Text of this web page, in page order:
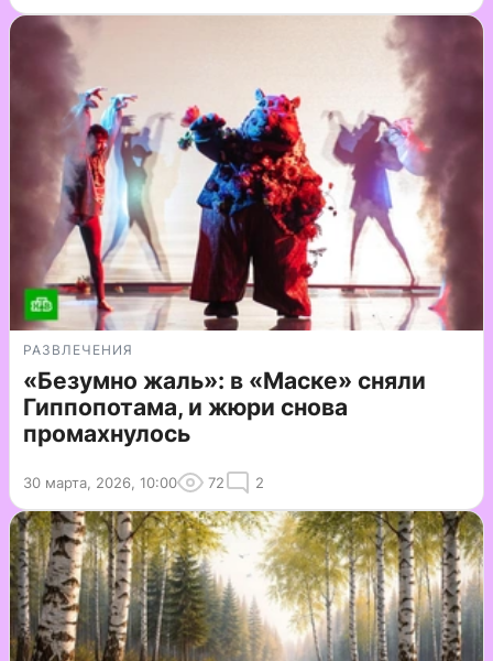
РАЗВЛЕЧЕНИЯ
«Безумно жаль»: в «Маске» сняли
Гиппопотама, и жюри снова
промахнулось
30 марта, 2026, 10:00 72 2